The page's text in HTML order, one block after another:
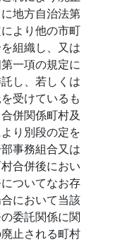
地方自治法第
より他の市町
組織し、又は
一項の規定に
し、若しくは
受けているも
併関係町村及
り別段の定を
事務組合又は
合併後におい
ついてなお存
において当該
委託関係に関
止される町村